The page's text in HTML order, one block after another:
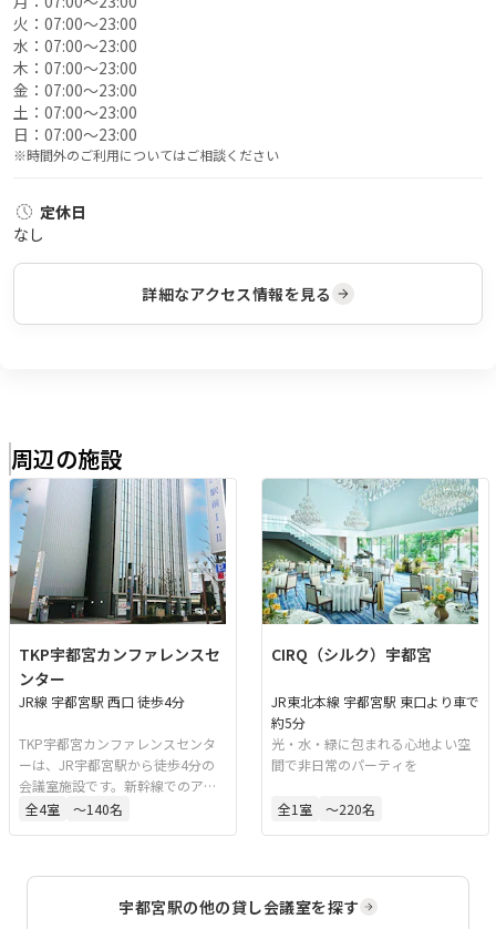
火： 07:00〜23:00
水： 07:00〜23:00
木： 07:00〜23:00
金： 07:00〜23:00
土： 07:00〜23:00
日： 07:00〜23:00
※時間外のご利用についてはご相談ください
定休日
なし
詳細なアクセス情報を見る
周辺の施設
TKP宇都宮カンファレンスセ
ンター
JR線 宇都宮駅 西口 徒歩4分
TKP宇都宮カンファレンスセンタ
ーは、JR宇都宮駅から徒歩4分の
会議室施設です。新幹線でのアク
セスにも便利で、会議やセミナー
全4室 〜140名
CIRQ（シルク）宇都宮
JR東北本線 宇都宮駅 東口より車で
約5分
光・水・緑に包まれる心地よい空
間で非日常のパーティを
全1 室 〜220名
宇都宮駅の他の貸し会議室を探す